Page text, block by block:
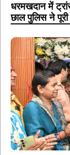
धरमखदान में
छाल पुलिस ने पूरी